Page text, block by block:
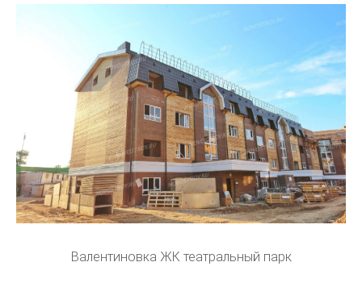
Валентиновка ЖК театральный парк